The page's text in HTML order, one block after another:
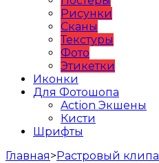
Рисунки
Сканы
Текстуры
Фото
Этикетки
Иконки
Для Фотошопа
Action Экшены
Кисти
Шрифты
Главная>Растровый